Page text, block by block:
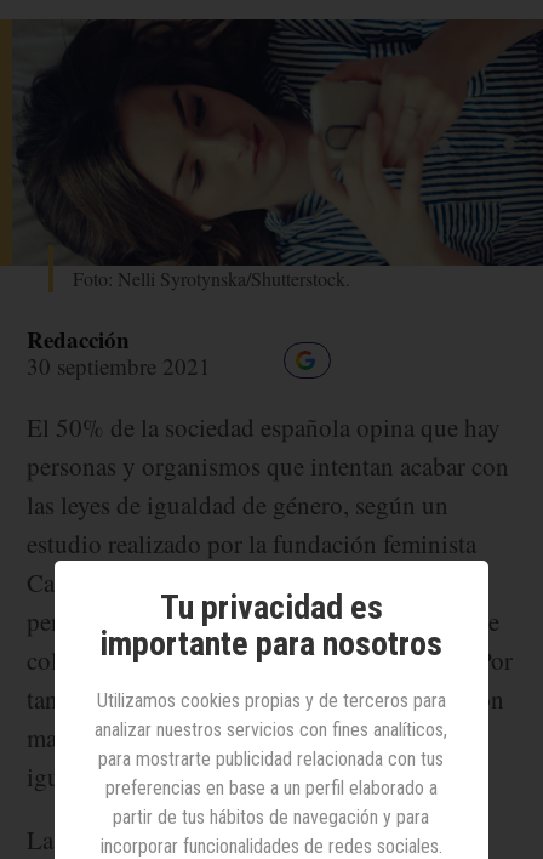
Foto: Nelli Syrotynska/Shutterstock.
Redacción
30 septiembre 2021
El 50% de la sociedad española opina que hay
personas y organismos que intentan acabar con
las leyes de igualdad de género, según un
estudio realizado por la fundación feminista
Calala. A esto se suma un 37% que reconoce
pensar frecuentemente que existen este tipo de
colectivos, pero sin tener certeza sobre ello. Por
tanto, cerca del 90% de los españoles cree, con
mayor o menor seguridad, que las leyes de
igualdad de género están amenazadas.
La investigación se basa en una muestra
Tu privacidad es
importante para nosotros
Utilizamos cookies propias y de terceros para
analizar nuestros servicios con fines analíticos,
para mostrarte publicidad relacionada con tus
preferencias en base a un perfil elaborado a
partir de tus hábitos de navegación y para
incorporar funcionalidades de redes sociales.